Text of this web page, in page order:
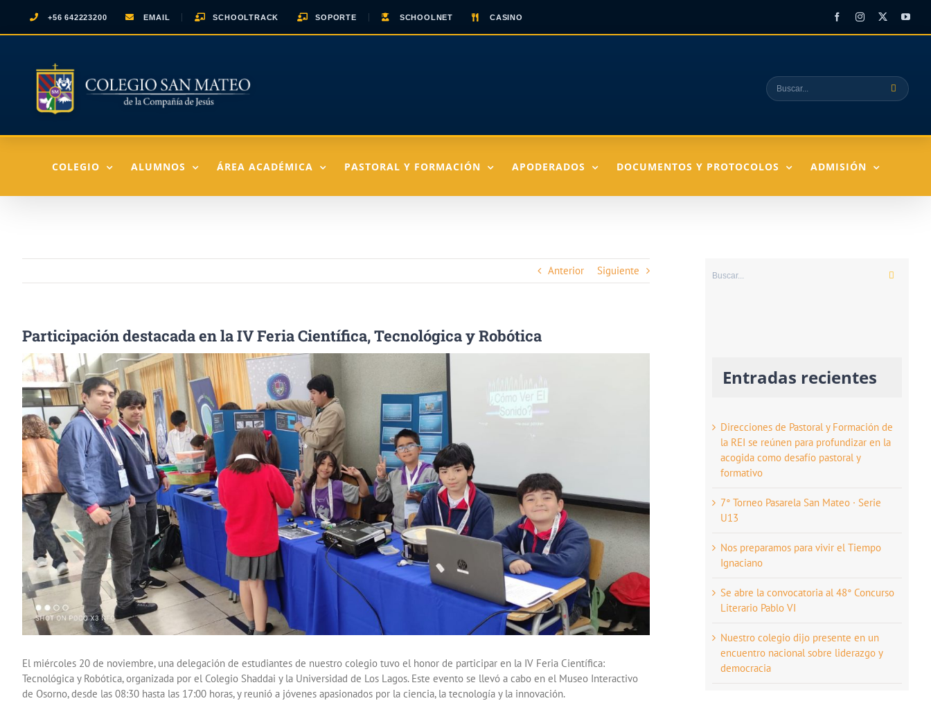
contenido
+56 642223200 EMAIL SCHOOLTRACK SOPORTE SCHOOLNET CASINO FacebookInstagram
Buscar:
COLEGIO ALUMNOS ÁREA ACADÉMICA PASTORAL Y FORMACIÓN APODERADOS DOCUMENTOS Y PROTOCOLOS ADMISIÓN
Anterior Siguiente
Participación destacada en la IV Feria Científica, Tecnológica y Robótica
Ver
imagen
más
grande
El miércoles 20 de noviembre, una delegación de estudiantes de nuestro colegio tuvo el honor de participar en la IV Feria Científica:
Tecnológica y Robótica, organizada por el Colegio Shaddai y la Universidad de Los Lagos. Este evento se llevó a cabo en el Museo Interactivo
de Osorno, desde las 08:30 hasta las 17:00 horas, y reunió a jóvenes apasionados por la ciencia, la tecnología y la innovación.
Buscar:
Entradas recientes
Direcciones de Pastoral y Formación de
la REI se reúnen para profundizar en la
acogida como desafío pastoral y
formativo
7° Torneo Pasarela San Mateo · Serie
U13
Nos preparamos para vivir el Tiempo
Ignaciano
Se abre la convocatoria al 48° Concurso
Literario Pablo VI
Nuestro colegio dijo presente en un
encuentro nacional sobre liderazgo y
democracia